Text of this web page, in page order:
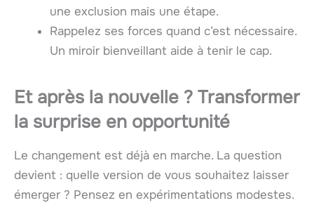
une exclusion mais une étape.
Rappelez ses forces quand c’est nécessaire.
Un miroir bienveillant aide à tenir le cap.
Et après la nouvelle ? Transformer
la surprise en opportunité
Le changement est déjà en marche. La question
devient : quelle version de vous souhaitez laisser
émerger ? Pensez en expérimentations modestes.